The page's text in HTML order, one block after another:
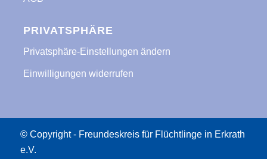
PRIVATSPHÄRE
Privatsphäre-Einstellungen ändern
Einwilligungen widerrufen
© Copyright - Freundeskreis für Flüchtlinge in Erkrath
e.V.